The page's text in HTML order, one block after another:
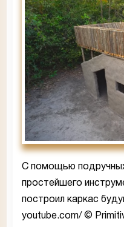
С помощью
простейшего
построил каркас
youtube.com/ ©